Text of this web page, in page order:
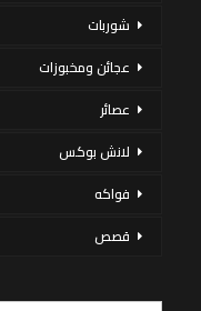
شوربات
عجائن ومخبوزات
عصائر
لانش بوكس
فواكه
قصص